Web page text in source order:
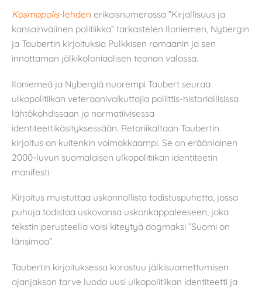
Kosmopolis-lehden erikoisnumerossa ”Kirjallisuus ja
kansainvälinen politiikka” tarkastelen Iloniemen, Nybergin
ja Taubertin kirjoituksia Pulkkisen romaanin ja sen
innottaman jälkikoloniaalisen teorian valossa.
Iloniemeä ja Nybergiä nuorempi Taubert seuraa
ulkopolitiikan veteraanivaikuttajia poliittis-historiallisissa
lähtökohdissaan ja normatiivisessa
identiteettikäsityksessään. Retoriikaltaan Taubertin
kirjoitus on kuitenkin voimakkaampi. Se on eräänlainen
2000-luvun suomalaisen ulkopolitiikan identiteetin
manifesti.
Kirjoitus muistuttaa uskonnollista todistuspuhetta, jossa
puhuja todistaa uskovansa uskonkappaleeseen, joka
tekstin perusteella voisi kiteytyä dogmaksi ”Suomi on
länsimaa”.
Taubertin kirjoituksessa korostuu jälkisuomettumisen
ajanjakson tarve luoda uusi ulkopolitiikan identiteetti ja